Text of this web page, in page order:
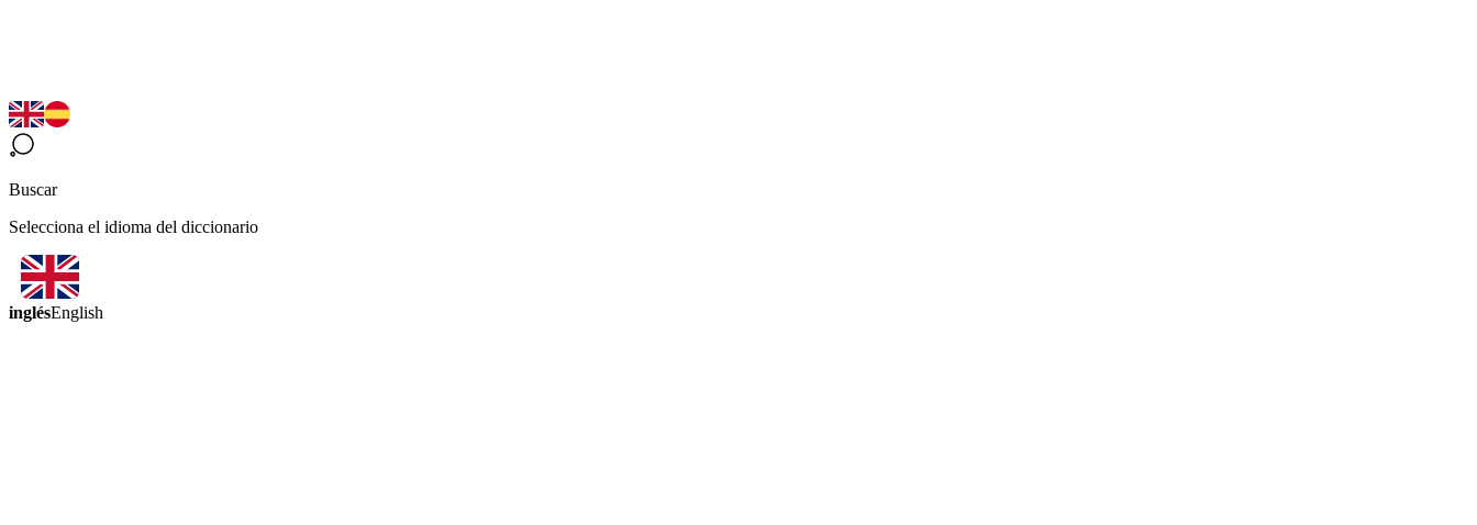
Buscar
Selecciona el idioma del diccionario
inglésEnglish